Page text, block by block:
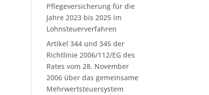
Pflegeversicherung für die
Jahre 2023 bis 2025 im
Lohnsteuerverfahren
Artikel 344 und 345 der
Richtlinie 2006/112/EG des
Rates vom 28. November
2006 über das gemeinsame
Mehrwertsteuersystem